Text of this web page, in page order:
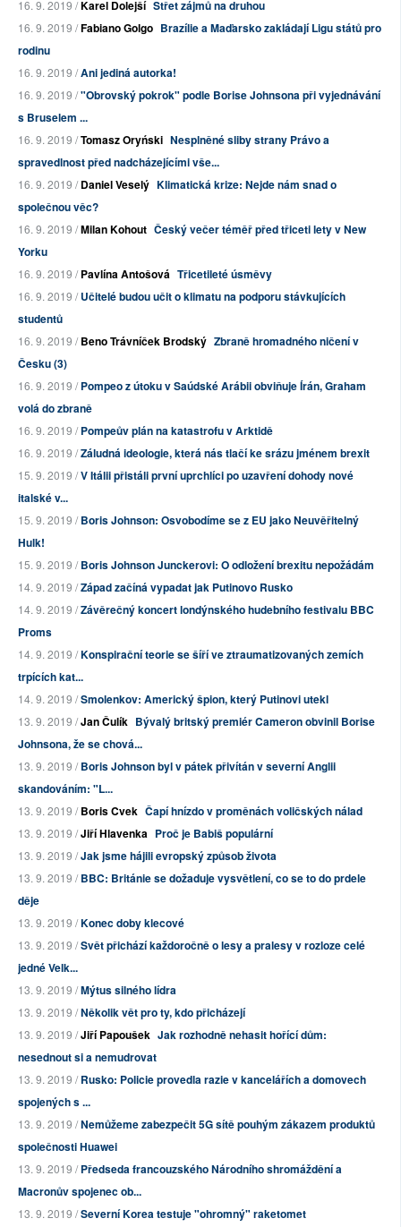
16. 9. 2019 /Karel Dolejší Střet zájmů na druhou
16. 9. 2019 /Fabiano Golgo Brazílie a Maďarsko zakládají Ligu států pro
rodinu
16. 9. 2019 /Ani jediná autorka!
16. 9. 2019 /"Obrovský pokrok" podle Borise Johnsona při vyjednávání
s Bruselem ...
16. 9. 2019 /Tomasz Oryński Nesplněné sliby strany Právo a
spravedlnost před nadcházejícími vše...
16. 9. 2019 /Daniel Veselý Klimatická krize: Nejde nám snad o
společnou věc?
16. 9. 2019 /Milan Kohout Český večer téměř před třiceti lety v New
Yorku
16. 9. 2019 /Pavlína Antošová Třicetileté úsměvy
16. 9. 2019 /Učitelé budou učit o klimatu na podporu stávkujících
studentů
16. 9. 2019 /Beno Trávníček Brodský Zbraně hromadného ničení v
Česku (3)
16. 9. 2019 /Pompeo z útoku v Saúdské Arábii obviňuje Írán, Graham
volá do zbraně
16. 9. 2019 /Pompeův plán na katastrofu v Arktidě
16. 9. 2019 /Záludná ideologie, která nás tlačí ke srázu jménem brexit
15. 9. 2019 /V Itálii přistáli první uprchlíci po uzavření dohody nové
italské v...
15. 9. 2019 /Boris Johnson: Osvobodíme se z EU jako Neuvěřitelný
Hulk!
15. 9. 2019 /Boris Johnson Junckerovi: O odložení brexitu nepožádám
14. 9. 2019 /Západ začíná vypadat jak Putinovo Rusko
14. 9. 2019 /Závěrečný koncert londýnského hudebního festivalu BBC
Proms
14. 9. 2019 /Konspirační teorie se šíří ve ztraumatizovaných zemích
trpících kat...
14. 9. 2019 /Smolenkov: Americký špion, který Putinovi utekl
13. 9. 2019 /Jan Čulík Bývalý britský premiér Cameron obvinil Borise
Johnsona, že se chová...
13. 9. 2019 /Boris Johnson byl v pátek přivítán v severní Anglii
skandováním: "L...
13. 9. 2019 /Boris Cvek Čapí hnízdo v proměnách voličských nálad
13. 9. 2019 /Jiří Hlavenka Proč je Babiš populární
13. 9. 2019 /Jak jsme hájili evropský způsob života
13. 9. 2019 /BBC: Británie se dožaduje vysvětlení, co se to do prdele
děje
13. 9. 2019 /Konec doby klecové
13. 9. 2019 /Svět přichází každoročně o lesy a pralesy v rozloze celé
jedné Velk...
13. 9. 2019 /Mýtus silného lídra
13. 9. 2019 /Několik vět pro ty, kdo přicházejí
13. 9. 2019 /Jiří Papoušek Jak rozhodně nehasit hořící dům:
nesednout si a nemudrovat
13. 9. 2019 /Rusko: Policie provedla razie v kancelářích a domovech
spojených s ...
13. 9. 2019 /Nemůžeme zabezpečit 5G sítě pouhým zákazem produktů
společnosti Huawei
13. 9. 2019 /Předseda francouzského Národního shromáždění a
Macronův spojenec ob...
13. 9. 2019 /Severní Korea testuje "ohromný" raketomet